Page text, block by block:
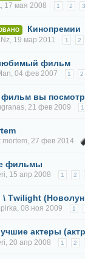
: Spider
Все умерло. А
: @F@NTOM
: Хорошо что
Приринг то
:
локалка
:
Жаль, ну
: всех с
:
@Baron
@Erlan
, 17 мая 2008 1 2 3
Кинопремии
, 19 мар 2011 1 2
фильм
, 04 фев 2007 1 2
фильм вы
, 21 фев 2009 1
mortem , 27 фев 2014
фильмы
, 15 апр 2008 1 2
\ Тwilight
, 08 ноя 2009 1
актеры
, 20 апр 2008 1 2